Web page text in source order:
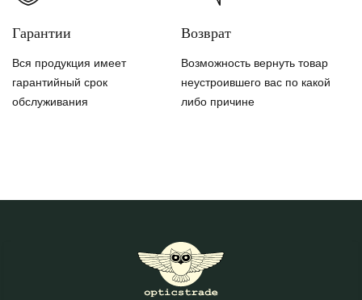
Гарантии
Вся продукция имеет
гарантийный срок
обслуживания
Возврат
Возможность вернуть товар
неустроившего вас по какой
либо причине